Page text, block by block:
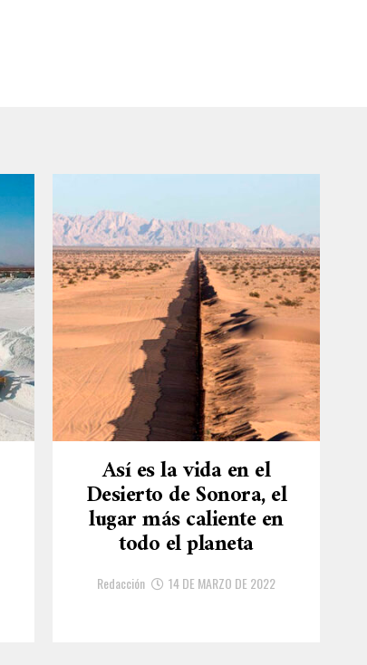
Así es la vida en el
Desierto de Sonora, el
lugar más caliente en
todo el planeta
Redacción 14 DE MARZO DE 2022